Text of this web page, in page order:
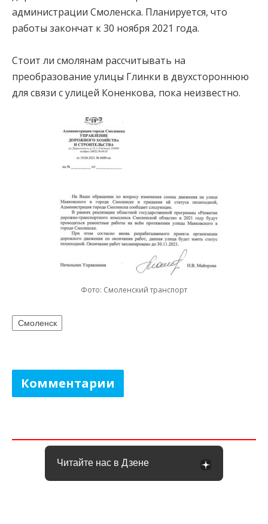
администрации Смоленска. Планируется, что
работы закончат к 30 ноября 2021 года.
Стоит ли смолянам рассчитывать на
преобразование улицы Глинки в двухстороннюю
для связи с улицей Коненкова, пока неизвестно.
Фото: Смоленский транспорт
Смоленск
Комментарии
Читайте нас в Дзене